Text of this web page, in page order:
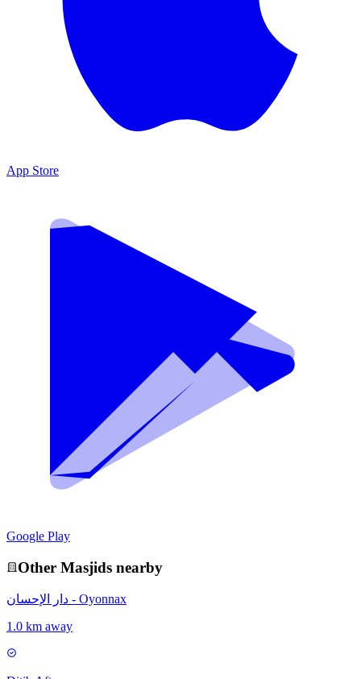
App Store
Google Play
Other Masjids nearby
دار الإحسان - Oyonnax
1.0 km away